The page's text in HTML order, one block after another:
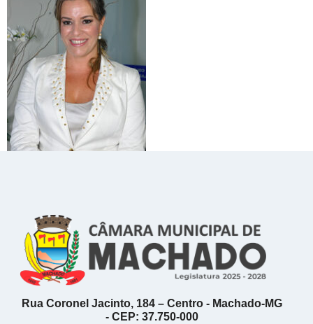
Rua Coronel Jacinto, 184 – Centro - Machado-MG
- CEP: 37.750-000